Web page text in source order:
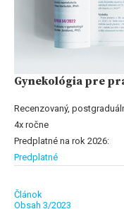
Gynekológia pre
Recenzovaný,
4x ročne
Predplatné na rok 2026:
Predplatné
Článok
Obsah 3/2023